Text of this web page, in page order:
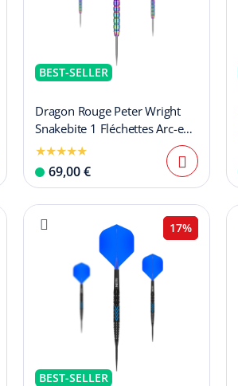
BEST-SELLER
Dragon Rouge Peter Wright
Snakebite 1 Fléchettes Arc-en-
ciel
69,00 €
17%
BEST-SELLER